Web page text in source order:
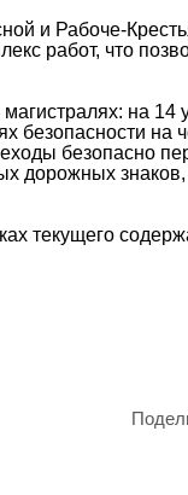
и Рабоче-
работ, что
на 14
безопасности на
безопасно
дорожных знаков,
текущего